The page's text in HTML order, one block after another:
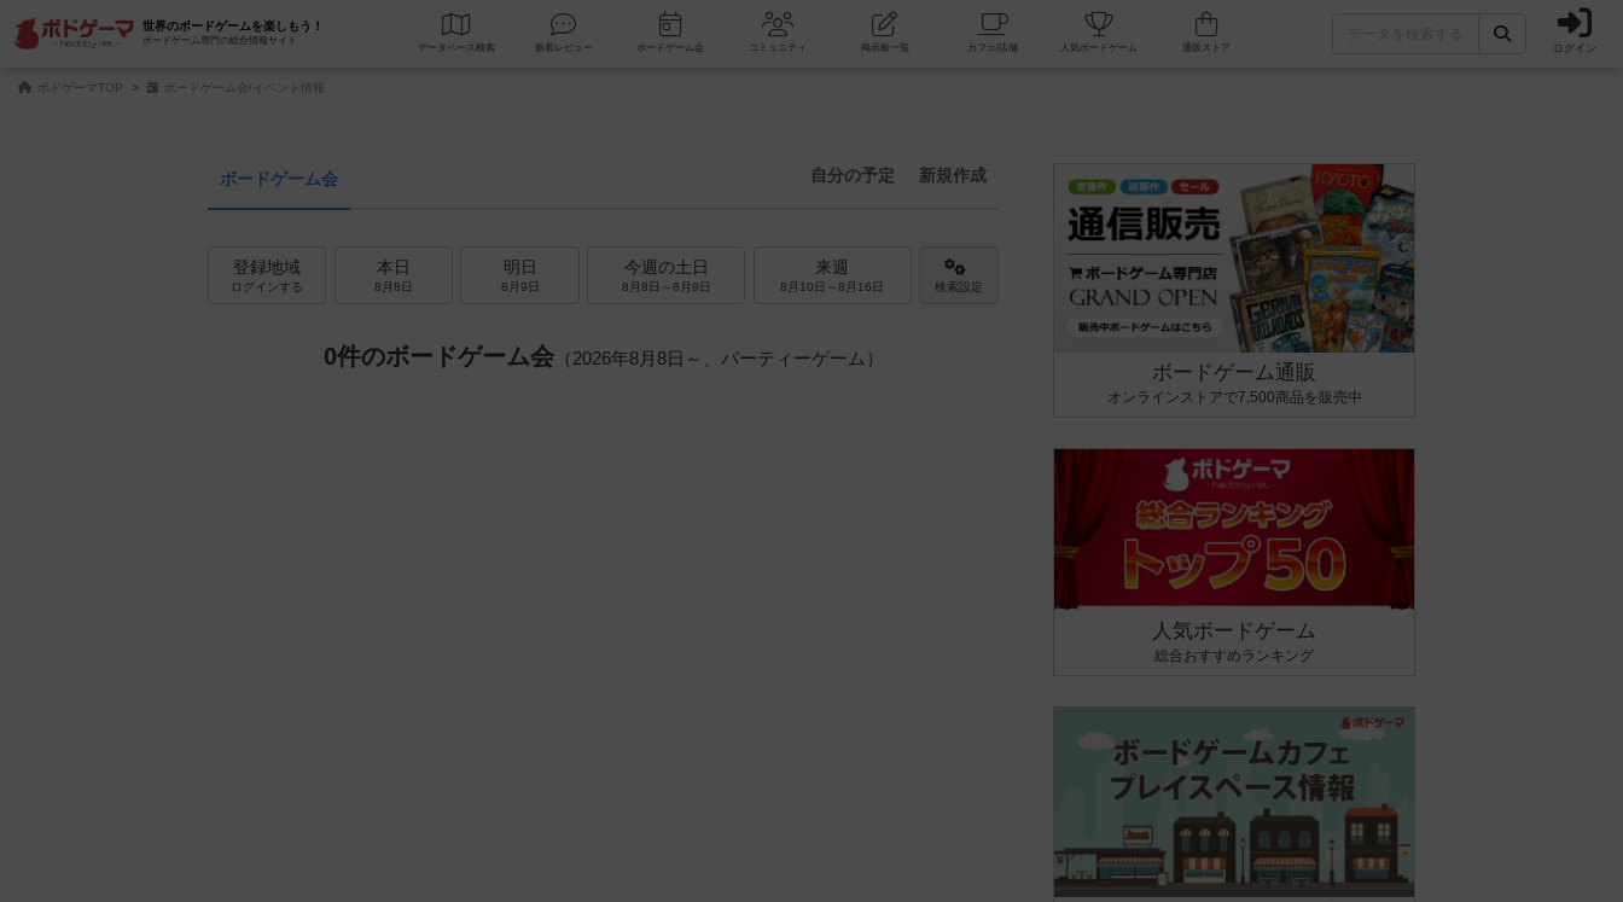
世界のボードゲームを楽しもう！
ボードゲーム専門の総合情報サイト
データベース 検索 新着レビュー ボードゲーム会 コミュニティ 掲示板一覧 カフェ/店舗 人気ボードゲーム ログイン
ボドゲーマTOP ボードゲーム会/イベント情報
ボードゲーム会 新規作成
自分の予定
登録地域
ログインする
本日
8月8日
明日
8月9日
今週の土日
8月8日～8月9日
来週
8月10日～8月16日 検索設定
0件のボードゲーム会（2026年8月8日～、パーティーゲーム）
ボードゲーム通販
オンラインストアで7,500商品を販売中
人気ボードゲーム
総合おすすめランキング